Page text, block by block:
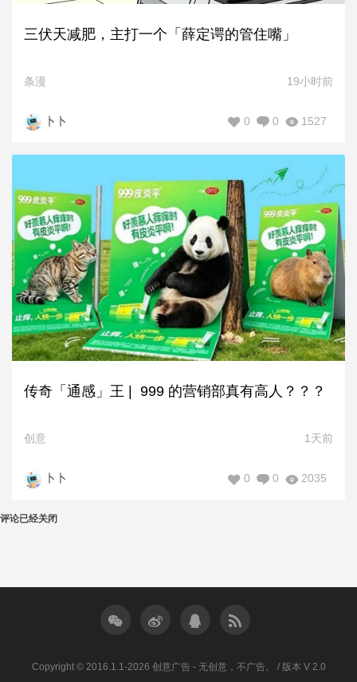
三伏天减肥，主打一个「薛定谔的管住嘴」
条漫 19小时前
卜卜 1527
0
0
传奇「通感」王 | 999 的营销部真有高人？？？
创意 1天前
卜卜 2035
0
0
评论已经关闭
Copyright © 2016.1.1-2026 创意广告 - 无创意，不广告。 / 版本 V 2.0